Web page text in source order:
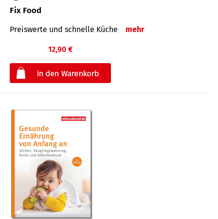
Fix Food
Preiswerte und schnelle Küche mehr
12,90 €